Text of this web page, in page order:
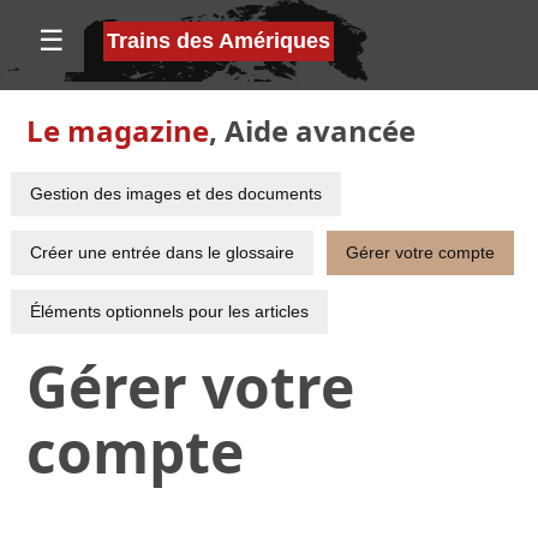
☰ Trains des Amériques
Le magazine, Aide avancée
Gestion des images et des documents
Créer une entrée dans le glossaire Gérer votre compte
Éléments optionnels pour les articles
Gérer votre
compte